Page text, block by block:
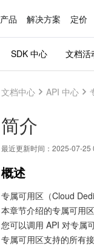
产品 解决方案 定价
SDK 中心 文档活
文档中心 API 中心
简介
最近更新时间： 2025-07-25
概述
专属可用区（Cloud
本章节介绍的专属可用
您可以调用 API 对专属
专属可用区支持的所有